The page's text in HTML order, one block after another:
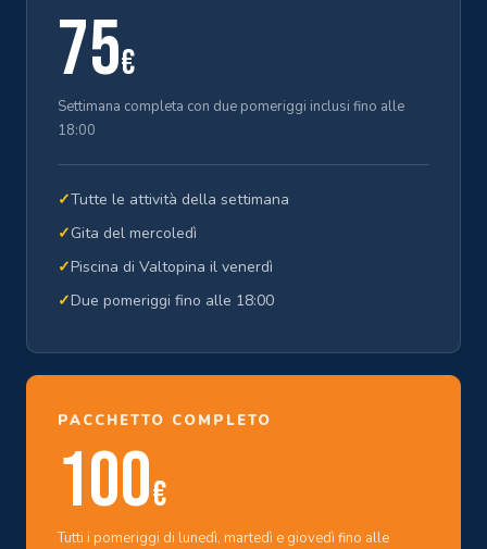
75€
Settimana completa con due pomeriggi inclusi fino alle
18:00
✓Tutte le attività della settimana
✓Gita del mercoledì
✓Piscina di Valtopina il venerdì
✓Due pomeriggi fino alle 18:00
PACCHETTO COMPLETO
100€
Tutti i pomeriggi di lunedì, martedì e giovedì fino alle